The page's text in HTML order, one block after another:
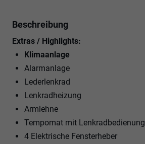
Beschreibung
Extras / Highlights:
Klimaanlage
Alarmanlage
Lederlenkrad
Lenkradheizung
Armlehne
Tempomat mit Lenkradbedienung
4 Elektrische Fensterheber